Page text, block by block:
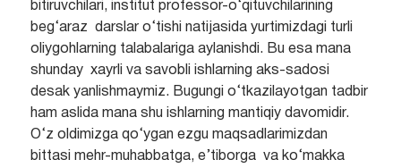
bitiruvchilari, institut professor-o‘qituvchilarining
beg‘araz darslar o‘tishi natijasida yurtimizdagi turli
oliygohlarning talabalariga aylanishdi. Bu esa mana
shunday xayrli va savobli ishlarning aks-sadosi
desak yanlishmaymiz. Bugungi o‘tkazilayotgan tadbir
ham aslida mana shu ishlarning mantiqiy davomidir.
O‘z oldimizga qo‘ygan ezgu maqsadlarimizdan
bittasi mehr-muhabbatga, e’tiborga va ko‘makka